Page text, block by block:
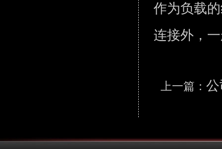
作为负载
连接外，
上一篇：